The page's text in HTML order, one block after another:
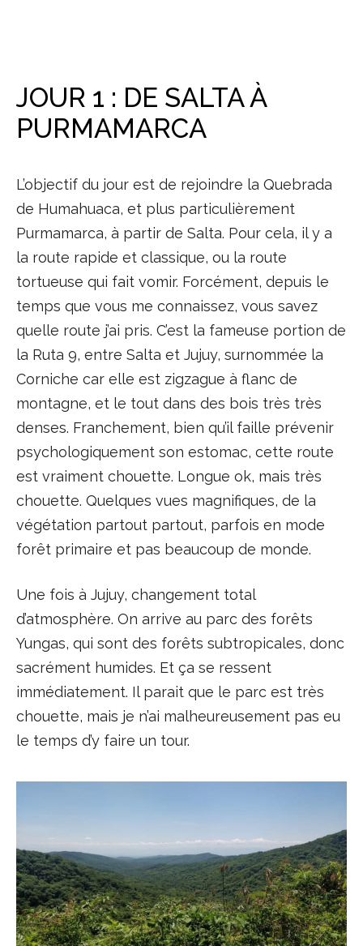
JOUR 1 : DE SALTA À
PURMAMARCA
L’objectif du jour est de rejoindre la Quebrada
de Humahuaca, et plus particulièrement
Purmamarca, à partir de Salta. Pour cela, il y a
la route rapide et classique, ou la route
tortueuse qui fait vomir. Forcément, depuis le
temps que vous me connaissez, vous savez
quelle route j’ai pris. C’est la fameuse portion de
la Ruta 9, entre Salta et Jujuy, surnommée la
Corniche car elle est zigzague à flanc de
montagne, et le tout dans des bois très très
denses. Franchement, bien qu’il faille prévenir
psychologiquement son estomac, cette route
est vraiment chouette. Longue ok, mais très
chouette. Quelques vues magnifiques, de la
végétation partout partout, parfois en mode
forêt primaire et pas beaucoup de monde.
Une fois à Jujuy, changement total
d’atmosphère. On arrive au parc des forêts
Yungas, qui sont des forêts subtropicales, donc
sacrément humides. Et ça se ressent
immédiatement. Il parait que le parc est très
chouette, mais je n’ai malheureusement pas eu
le temps d’y faire un tour.